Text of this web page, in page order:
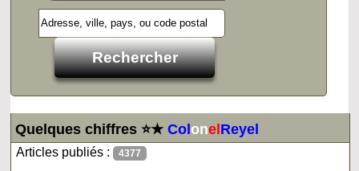
Quelques chiffres ⭐★ColonelReyel
Articles publiés : 4377